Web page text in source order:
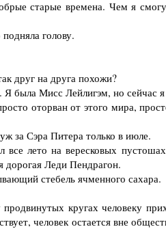
старые времена. Чем я
голову.
друг на друга похожи?
была Мисс Лейлигэм, но сейчас
оторван от этого мира,
за Сэра Питера только в июле.
лето на вересковых
дорогая Леди Пендрагон.
стебель ячменного сахара.
кругах человеку
человек остается вне